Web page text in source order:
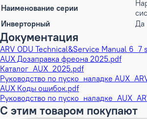
Наименование серии
Инверторный
Да
Документация
ARV ODU Technical&Service Manual
AUX Дозаправка фреона 2025.pdf
Каталог_AUX_2025.pdf
Руководство по пуско_наладке
AUX Коды ошибок.pdf
Руководство по
С этим товаром покупают